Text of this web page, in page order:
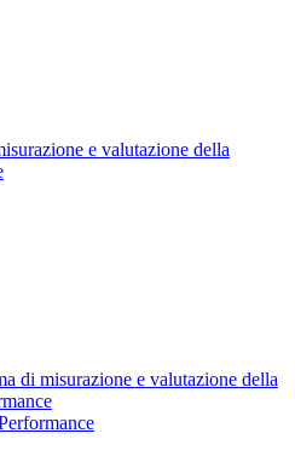
e valutazione della
di misurazione e valutazione della